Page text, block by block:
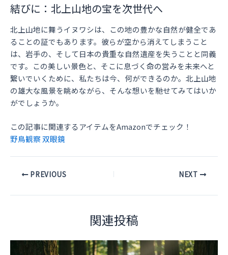
結びに：北上山地の宝を次世代へ
北上山地に舞うイヌワシは、この地の豊かな自然が健全であ
ることの証でもあります。彼らが空から消えてしまうこと
は、岩手の、そして日本の貴重な自然遺産を失うことと同義
です。この美しい景色と、そこに息づく命の営みを未来へと
繋いでいくために、私たちは今、何ができるのか。北上山地
の雄大な風景を眺めながら、そんな想いを馳せてみてはいか
がでしょうか。
この記事に関連するアイテムをAmazonでチェック！
野鳥観察 双眼鏡
PostPREVIOUS NEXT
関連投稿